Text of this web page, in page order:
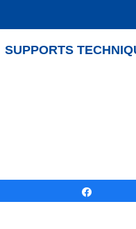
SUPPORTS